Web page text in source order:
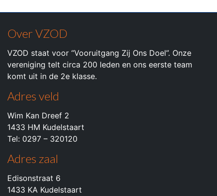
Over VZOD
VZOD staat voor “Vooruitgang Zij Ons Doel”. Onze
vereniging telt circa 200 leden en ons eerste team
komt uit in de 2e klasse.
Adres veld
Wim Kan Dreef 2
1433 HM Kudelstaart
Tel: 0297 – 320120
Adres zaal
Edisonstraat 6
1433 KA Kudelstaart